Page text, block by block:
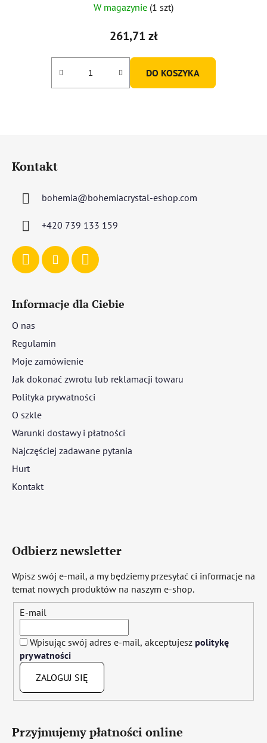
W magazynie (1 szt)
261,71 zł
DO KOSZYKA
Kontakt
bohemia@bohemiacrystal-eshop.com
+420 739 133 159
Informacje dla Ciebie
O nas
Regulamin
Moje zamówienie
Jak dokonać zwrotu lub reklamacji towaru
Polityka prywatności
O szkle
Warunki dostawy i płatności
Najczęściej zadawane pytania
Hurt
Kontakt
Odbierz newsletter
Wpisz swój e-mail, a my będziemy przesyłać ci informacje na
temat nowych produktów na naszym e-shop.
E-mail
Wpisując swój adres e-mail, akceptujesz politykę
prywatności
ZALOGUJ SIĘ
Przyjmujemy płatności online